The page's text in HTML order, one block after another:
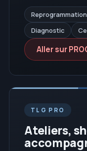
Reprogrammation
Diagnostic
Aller sur
TLG PRO
Ateliers,